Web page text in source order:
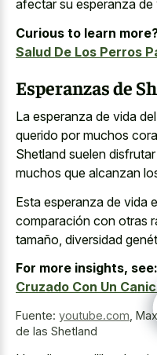
afectar su esperanza de
Curious to learn
Salud De Los Perros
Esperanzas de
La esperanza de vida
querido por muchos
Shetland suelen
muchos que alcanzan
Esta esperanza de vida
comparación con otras
tamaño, diversidad
For more insights, see:
Cruzado Con Un
Fuente: youtube.com
de las Shetland